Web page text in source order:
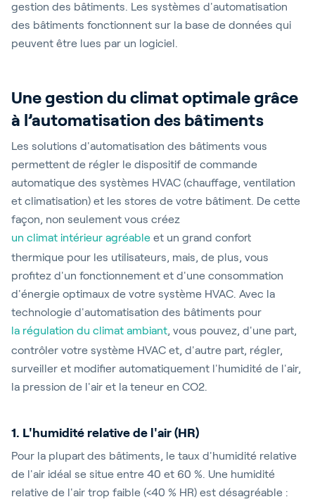
gestion des bâtiments. Les systèmes d'automatisation
des bâtiments fonctionnent sur la base de données qui
peuvent être lues par un logiciel.
Une gestion du climat optimale grâce
à l’automatisation des bâtiments
Les solutions d'automatisation des bâtiments vous
permettent de régler le dispositif de commande
automatique des systèmes HVAC (chauffage, ventilation
et climatisation) et les stores de votre bâtiment. De cette
façon, non seulement vous créez
un climat intérieur agréable et un grand confort
thermique pour les utilisateurs, mais, de plus, vous
profitez d'un fonctionnement et d'une consommation
d'énergie optimaux de votre système HVAC. Avec la
technologie d'automatisation des bâtiments pour
la régulation du climat ambiant, vous pouvez, d'une part,
contrôler votre système HVAC et, d'autre part, régler,
surveiller et modifier automatiquement l'humidité de l'air,
la pression de l'air et la teneur en CO2.
1. L'humidité relative de l'air (HR)
Pour la plupart des bâtiments, le taux d'humidité relative
de l'air idéal se situe entre 40 et 60 %. Une humidité
relative de l'air trop faible (<40 % HR) est désagréable :